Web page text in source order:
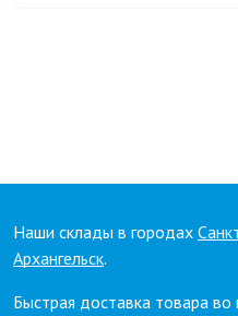
Наши склады в городах
Архангельск.
Быстрая доставка товара